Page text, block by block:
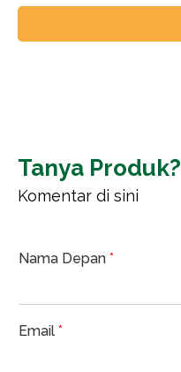
Tanya Produk?
Komentar di sini
Nama Depan *
Email *